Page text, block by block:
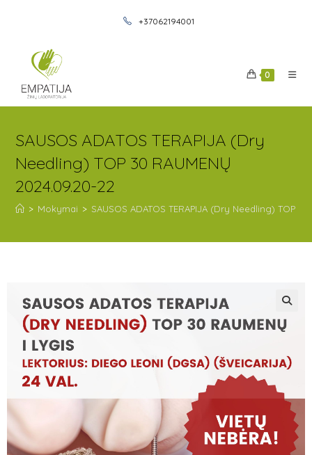
+37062194001
0
SAUSOS ADATOS TERAPIJA (Dry
Needling) TOP 30 RAUMENŲ
2024.09.20-22
> Mokymai > SAUSOS ADATOS TERAPIJA (Dry Needling) TOP 30